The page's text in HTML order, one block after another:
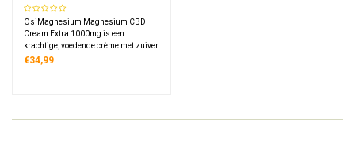
Extra 1000mg
OsiMagnesium Magnesium CBD
Cream Extra 1000mg is een
krachtige, voedende crème met zuiver
Zechstein magnesium, hoge
€34,99